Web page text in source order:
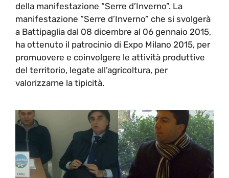
della manifestazione “Serre d’Inverno”. La
manifestazione “Serre d’Inverno” che si svolgerà
a Battipaglia dal 08 dicembre al 06 gennaio 2015,
ha ottenuto il patrocinio di Expo Milano 2015, per
promuovere e coinvolgere le attività produttive
del territorio, legate all’agricoltura, per
valorizzarne la tipicità.